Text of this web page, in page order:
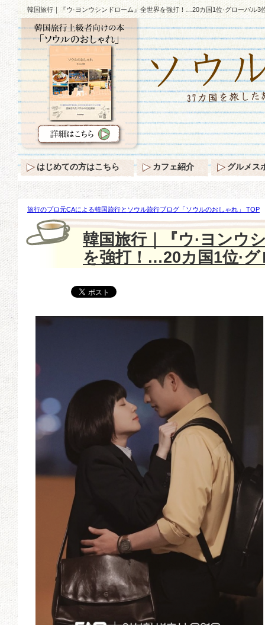
韓国旅行｜『ウ·ヨンウシンドローム』全世界を強打！…20カ国1位·グローバル3
旅行のプロ元CAによる韓国旅行とソウル旅行ブログ「ソウルのおしゃれ」 TOP
『ウ·ヨンウシンドローム』全世界を強打！…20カ国1位·グローバル3位!!!
韓国旅行｜『ウ·ヨンウ
を強打！…20カ国1位·
はじめての方はこちら カフェ紹介 グルメス